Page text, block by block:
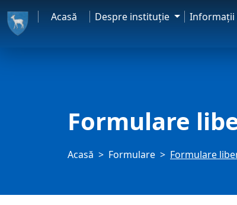
Acasă Despre instituţie Informaţii
Formulare
Acasă Formulare Formulare